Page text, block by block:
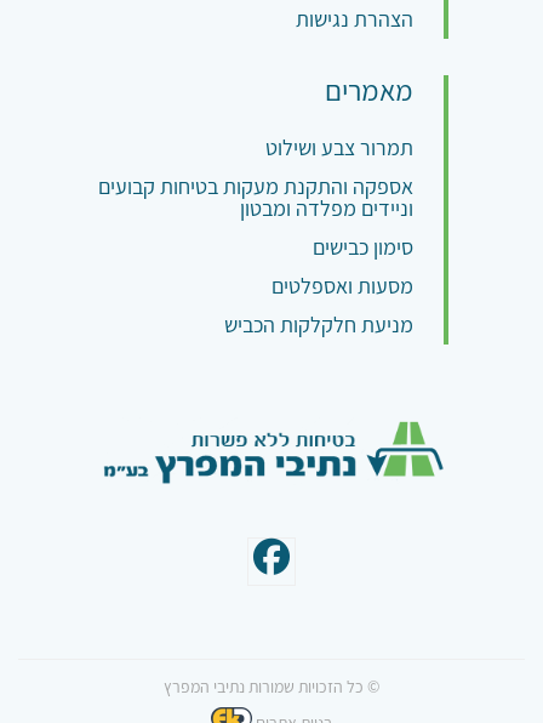
הצהרת נגישות
מאמרים
תמרור צבע ושילוט
אספקה והתקנת מעקות בטיחות קבועים
וניידים מפלדה ומבטון
סימון כבישים
מסעות ואספלטים
מניעת חלקלקות הכביש
© כל הזכויות שמורות נתיבי המפרץ